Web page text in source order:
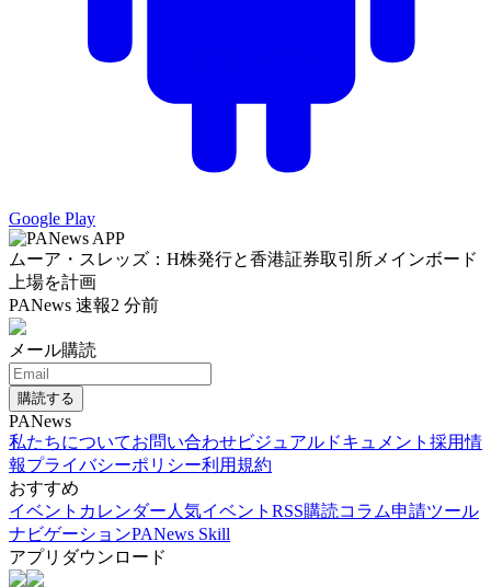
Google Play
ムーア・スレッズ：H株発行と香港証券取引所メインボード
上場を計画
PANews 速報2 分前
メール購読
購読する
PANews
私たちについてお問い合わせビジュアルドキュメント 採用情
報プライバシーポリシー利用規約
おすすめ
イベントカレンダー 人気イベント RSS購読コラム申請ツール
ナビゲーションPANews Skill
アプリダウンロード